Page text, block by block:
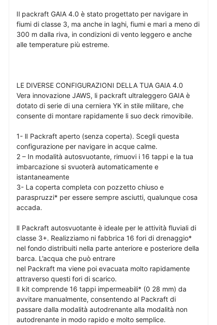
Il packraft GAIA 4.0 è stato progettato per navigare in
fiumi di classe 3, ma anche in laghi, fiumi e mari a meno di
300 m dalla riva, in condizioni di vento leggero e anche
alle temperature più estreme.
LE DIVERSE CONFIGURAZIONI DELLA TUA GAIA 4.0
Vera innovazione JAWS, li packraft ultraleggero GAIA è
dotato di serie di una cerniera YK in stile militare, che
consente di montare rapidamente li suo deck rimovibile.
1- lI Packraft aperto (senza coperta). Scegli questa
configurazione per navigare in acque calme.
2 – In modalità autosvuotante, rimuovi i 16 tappi e la tua
imbarcazione si svuoterà automaticamente e
istantaneamente
3- La coperta completa con pozzetto chiuso e
paraspruzzi* per essere sempre asciutti, qualunque cosa
accada.
lI Packraft autosvuotante è ideale per le attività fluviali di
classe 3+. Realizziamo ni fabbrica 16 fori di drenaggio*
nel fondo distribuiti nella parte anteriore e posteriore della
barca. L’acqua che può entrare
nel Packraft ma viene poi evacuata molto rapidamente
attraverso questi fori di scarico.
lI kit comprende 16 tappi impermeabili* (0 28 mm) da
avvitare manualmente, consentendo al Packraft di
passare dalla modalità autodrenante alla modalità non
autodrenante in modo rapido e molto semplice.